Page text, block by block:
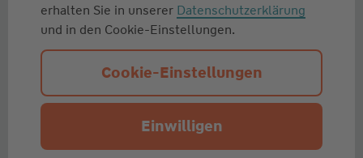
erhalten Sie in unserer Datenschutzerklärung
und in den Cookie-Einstellungen.
Cookie-Einstellungen
Einwilligen